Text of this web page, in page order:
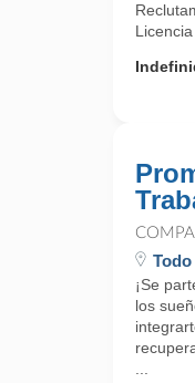
Licencia
¡Se
los